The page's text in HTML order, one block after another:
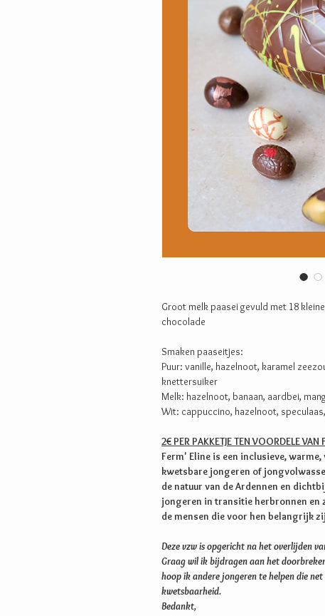
Groot melk paasei gevuld met 18
chocolade
Smaken paaseitjes:
Puur: vanille, hazelnoot, karamel
knettersuiker
Melk: hazelnoot, banaan, aardbei,
Wit: cappuccino, hazelnoot,
2€ PER PAKKETJE TEN VOORDELE VAN
Ferm' Eline is een inclusieve,
kwetsbare jongeren of
de natuur van de Ardennen en
jongeren in transitie herbronnen en
de mensen die voor hen belangrijk
Deze vzw is opgericht na het overlijden
Graag wil ik bijdragen aan het
hoop ik andere jongeren te helpen die
kwetsbaarheid.
Bedankt,